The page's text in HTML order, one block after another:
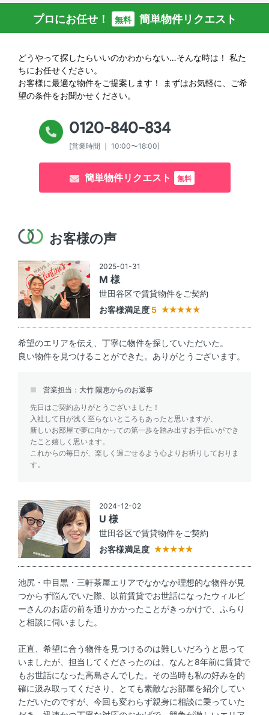
プロにお任せ！ 無料 簡単物件リクエスト
どうやって探したらいいのかわからない…そんな時は！ 私た
ちにお任せください。
お客様に最適な物件をご提案します！
まずはお気軽に、ご希
望の条件をお聞かせください。
0120-840-834
[営業時間 ｜ 10:00〜18:00]
簡単物件リクエスト 無料
お客様の声
2025-01-31
M 様
世田谷区で賃貸物件をご契約
お客様満足度 5
希望のエリアを伝え、丁寧に物件を探していただいた。
良い物件を見つけることができた。ありがとうございます。
営業担当：大竹 陽恵からのお返事
先日はご契約ありがとうございました！
入社して日が浅く至らないところもあったと思いますが、
新しいお部屋で夢に向かっての第一歩を踏み出すお手伝いができ
たこと嬉しく思います。
これからの毎日が、楽しく過ごせるよう心よりお祈りしておりま
す。
2024-12-02
U 様
世田谷区で賃貸物件をご契約
お客様満足度
池尻・中目黒・三軒茶屋エリアでなかなか理想的な物件が見
つからず悩んでいた際、以前賃貸でお世話になったウィルビ
ーさんのお店の前を通りかかったことがきっかけで、ふらり
と相談に伺いました。
正直、希望に合う物件を見つけるのは難しいだろうと思って
いましたが、担当してくださったのは、なんと8年前に賃貸で
もお世話になった高島さんでした。その当時も私の好みを的
確に汲み取ってくださり、とても素敵なお部屋を紹介してい
ただいたのですが、今回も変わらず親身に相談に乗っていた